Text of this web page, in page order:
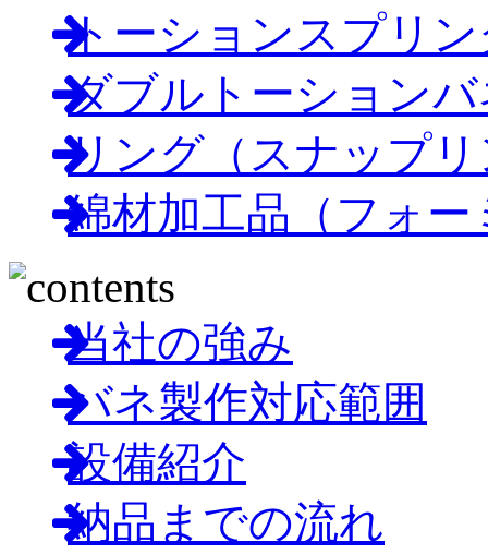
トーションスプリ
ダブルトーション
リング（スナップ
綿材加工品（フォ
当社の強み
バネ製作対応範囲
設備紹介
納品までの流れ